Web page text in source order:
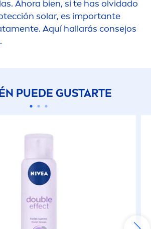
Ahora bien, si te has olvidado
solar, es importante
mente. Aquí hallarás consejos
PUEDE GUSTARTE